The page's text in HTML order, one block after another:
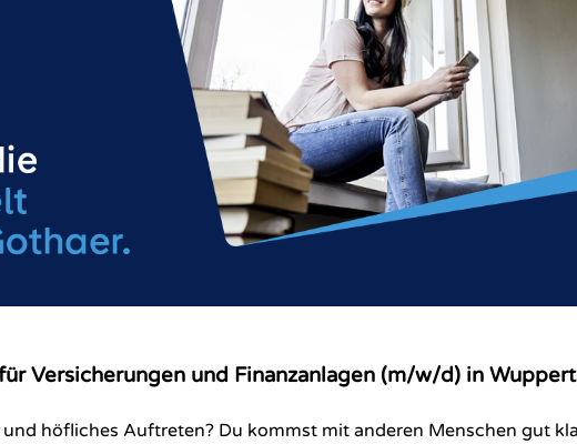
Versicherungen und Finanzanlagen (m/w/d) in
höfliches Auftreten? Du kommst mit anderen Menschen gut